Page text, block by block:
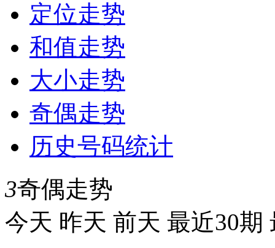
定位走势
和值走势
大小走势
奇偶走势
历史号码统计
3奇偶走势
今天 昨天 前天 最近30期